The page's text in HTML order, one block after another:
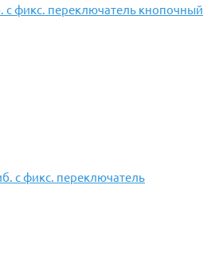
с фикс. переключатель кнопочный
с фикс. переключатель